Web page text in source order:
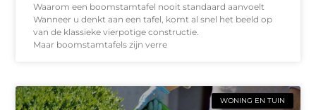
Waarom een boomstamtafel nooit standaard aanvoelt
Wanneer u denkt aan een tafel, komt al snel het beeld op
van de klassieke vierpotige constructie.
Maar boomstamtafels zijn verre
WONING EN TUIN